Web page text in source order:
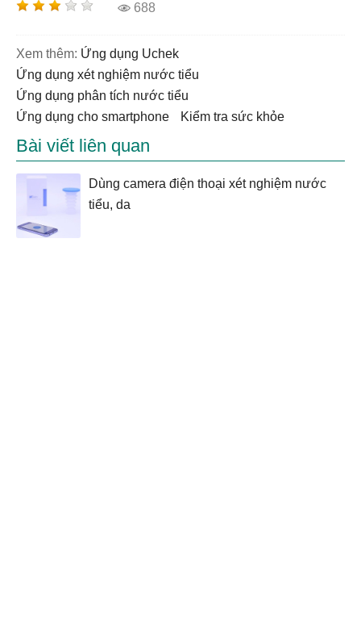
688
Xem thêm:
Ứng dụng Uchek
ứng dụng xét nghiệm nước tiểu
ứng dụng phân tích nước tiểu
ứng dụng cho smartphone
kiểm tra sức khỏe
Bài viết liên quan
Dùng camera điện thoại xét nghiệm nước
tiểu, da